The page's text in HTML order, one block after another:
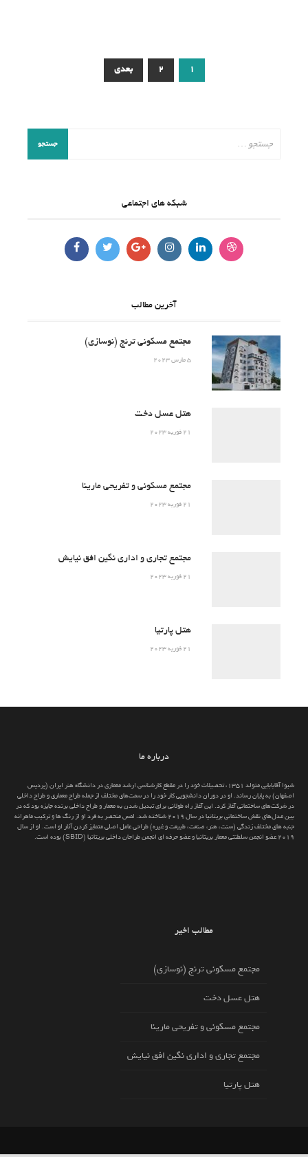
1
2 بعدی
برای:
شبکه های اجتماعی
آخرین مطالب
مجتمع مسکونی ترنج (نوسازی)
5 مارس 2023
هتل عسل دخت
21 فوریه 2023
مجتمع مسکونی و تفریحی مارینا
21 فوریه 2023
مجتمع تجاری و اداری نگین افق نیایش
21 فوریه 2023
هتل پارتیا
21 فوریه 2023
درباره ما
شیوا آقابابایی متولد 1351، تحصیلات خود را در مقطع کارشناسی ارشد معماری در دانشگاه هنر ایران (پردیس
اصفهان) به پایان رساند. او در دوران دانشجویی کار خود را در سمت‌های مختلف از جمله طراح معماری و طراح داخلی
در شرکت‌های ساختمانی آغاز کرد. این آغاز راه طولانی برای تبدیل شدن به معمار و طراح داخلی برنده جایزه بود که در
بین مدل‌های نقش ساختمانی بریتانیا در سال 2019 شناخته شد. لمس منحصر به فرد او از رنگ ها و ترکیب ماهرانه
جنبه های مختلف زندگی (سنت، هنر، صنعت، طبیعت و غیره) طراحی عامل اصلی متمایز کردن آثار او است. او از سال
2019 عضو انجمن سلطنتی معمار بریتانیا و عضو حرفه ای انجمن طراحان داخلی بریتانیا (SBID) بوده است.
مطالب اخیر
مجتمع مسکونی ترنج (نوسازی)
هتل عسل دخت
مجتمع مسکونی و تفریحی مارینا
مجتمع تجاری و اداری نگین افق نیایش
هتل پارتیا